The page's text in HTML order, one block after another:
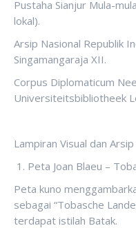
Pustaha Sianjur Mula-
lokal).
Arsip Nasional Republik
Singamangaraja XII.
Corpus Diplomaticum
Universiteitsbibliotheek
Lampiran Visual dan Arsip
Peta Joan Blaeu –
Peta kuno
sebagai “Tobasche
terdapat istilah Batak.